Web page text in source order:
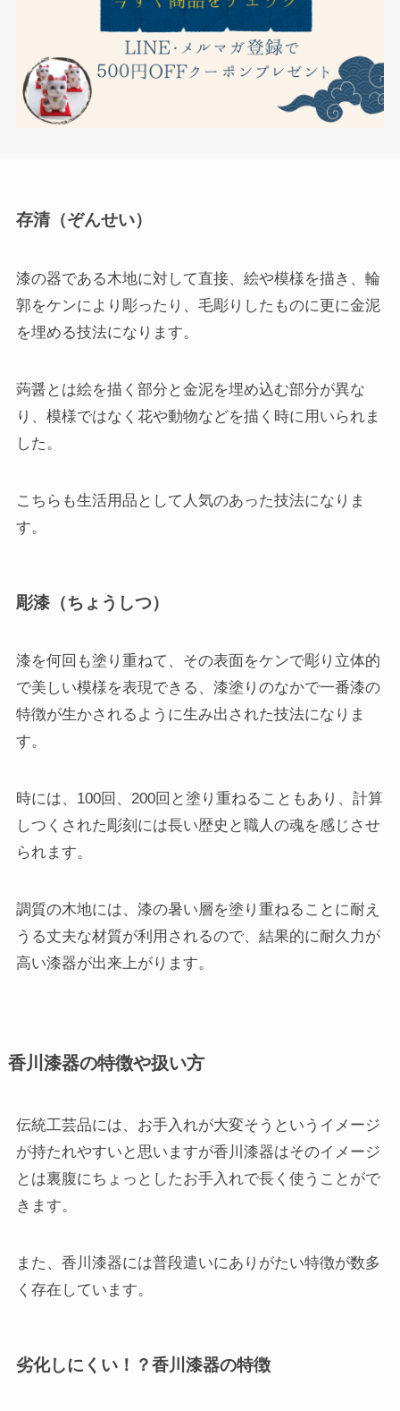
存清（ぞんせい）
漆の器である木地に対して直接、絵や模様を描き、輪
郭をケンにより彫ったり、毛彫りしたものに更に金泥
を埋める技法になります。
蒟醤とは絵を描く部分と金泥を埋め込む部分が異な
り、模様ではなく花や動物などを描く時に用いられま
した。
こちらも生活用品として人気のあった技法になりま
す。
彫漆（ちょうしつ）
漆を何回も塗り重ねて、その表面をケンで彫り立体的
で美しい模様を表現できる、漆塗りのなかで一番漆の
特徴が生かされるように生み出された技法になりま
す。
時には、100回、200回と塗り重ねることもあり、計算
しつくされた彫刻には長い歴史と職人の魂を感じさせ
られます。
調質の木地には、漆の暑い層を塗り重ねることに耐え
うる丈夫な材質が利用されるので、結果的に耐久力が
高い漆器が出来上がります。
香川漆器の特徴や扱い方
伝統工芸品には、お手入れが大変そうというイメージ
が持たれやすいと思いますが香川漆器はそのイメージ
とは裏腹にちょっとしたお手入れで長く使うことがで
きます。
また、香川漆器には普段遣いにありがたい特徴が数多
く存在しています。
劣化しにくい！？香川漆器の特徴